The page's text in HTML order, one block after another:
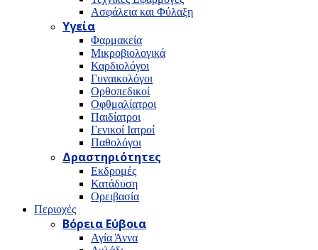
Ασφάλεια και Φύλαξη
Υγεία
Φαρμακεία
Μικροβιολογικά
Καρδιολόγοι
Γυναικολόγοι
Ορθοπεδικοί
Οφθμαλίατροι
Παιδίατροι
Γενικοί Ιατροί
Παθολόγοι
Δραστηριότητες
Εκδρομές
Κατάδυση
Ορειβασία
Περιοχές
Βόρεια Εύβοια
Αγία Άννα